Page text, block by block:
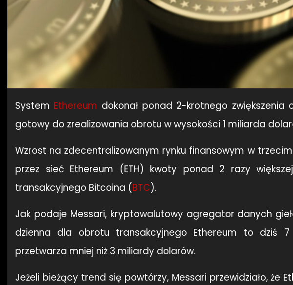
System Ethereum dokonał ponad 2-krotnego
gotowy do zrealizowania obrotu w wysokości 1 miliarda
Wzrost na zdecentralizowanym rynku finansowym w
przez sieć Ethereum (ETH) kwoty ponad 2 razy
transakcyjnego Bitcoina (BTC).
Jak podaje Messari, kryptowalutowy agregator danych
dzienna dla obrotu transakcyjnego Ethereum to dziś
przetwarza mniej niż 3 miliardy dolarów.
Jeżeli bieżący trend się powtórzy, Messari przewidziało, że